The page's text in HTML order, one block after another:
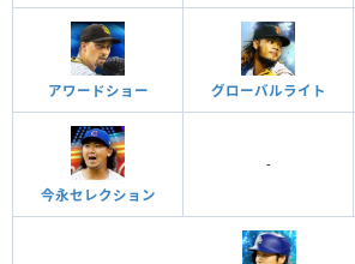
アワードショー グローバルライト
今永セレクション
-